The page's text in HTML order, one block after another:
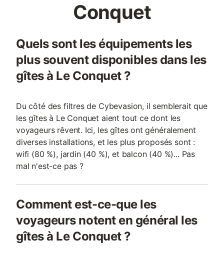
Conquet
Quels sont les équipements les
plus souvent disponibles dans les
gîtes à Le Conquet ?
Du côté des filtres de Cybevasion, il semblerait que
les gîtes à Le Conquet aient tout ce dont les
voyageurs rêvent. Ici, les gîtes ont généralement
diverses installations, et les plus proposés sont :
wifi (80 %), jardin (40 %), et balcon (40 %)... Pas
mal n'est-ce pas ?
Comment est-ce-que les
voyageurs notent en général les
gîtes à Le Conquet ?